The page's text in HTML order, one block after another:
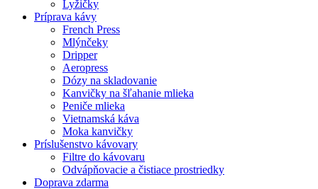
Lyžičky
Príprava kávy
French Press
Mlýnčeky
Dripper
Aeropress
Dózy na skladovanie
Kanvičky na šľahanie mlieka
Peniče mlieka
Vietnamská káva
Moka kanvičky
Príslušenstvo kávovary
Filtre do kávovaru
Odvápňovacie a čistiace prostriedky
Doprava zdarma